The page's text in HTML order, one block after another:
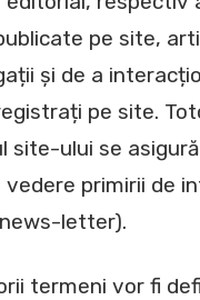
pe site,
și de a
pe site.
site-ului se
vedere primirii de
letter).
termeni vor fi